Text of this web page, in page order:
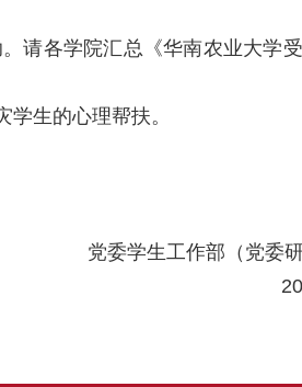
请各学院汇总《华南农业大学
生的心理帮扶。
党委学生工作部（党委